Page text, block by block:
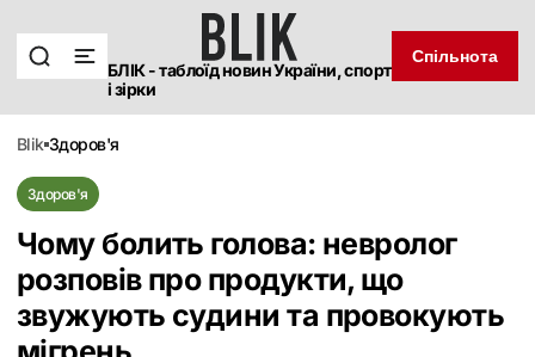
БЛІК - таблоїд новин України, спорт
і зірки
Спільнота
blik здоров'я
Здоров'я
Чому болить голова: невролог
розповів про продукти, що
звужують судини та провокують